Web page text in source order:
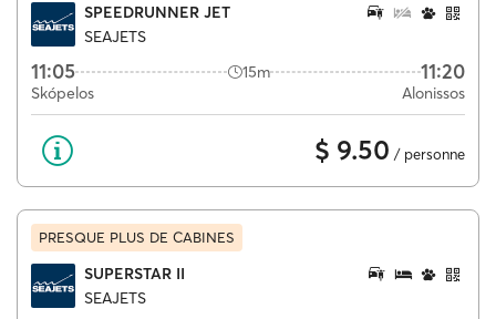
SPEEDRUNNER JET
SEAJETS
11:05 15m 11:20
Skópelos Alonissos
$ 9.50 / personne
PRESQUE PLUS DE CABINES
SUPERSTAR II
SEAJETS